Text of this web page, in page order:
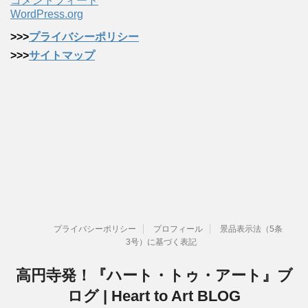
WordPress.org
>>>プライバシーポリシー
>>>サイトマップ
プライバシーポリシー プロフィール
景品表示法（5条
3号）に基づく表記
高円寺発！『ハート・トゥ・アート』ブ
ログ | Heart to Art BLOG